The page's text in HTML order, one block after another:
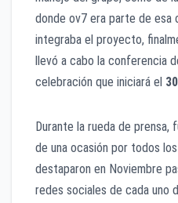
donde ov7 era parte de esa
integraba el proyecto,
llevó a cabo la conferencia
celebración que iniciará el
Durante la rueda de prensa,
de una ocasión por todos
destaparon en Noviembre
redes sociales de cada uno